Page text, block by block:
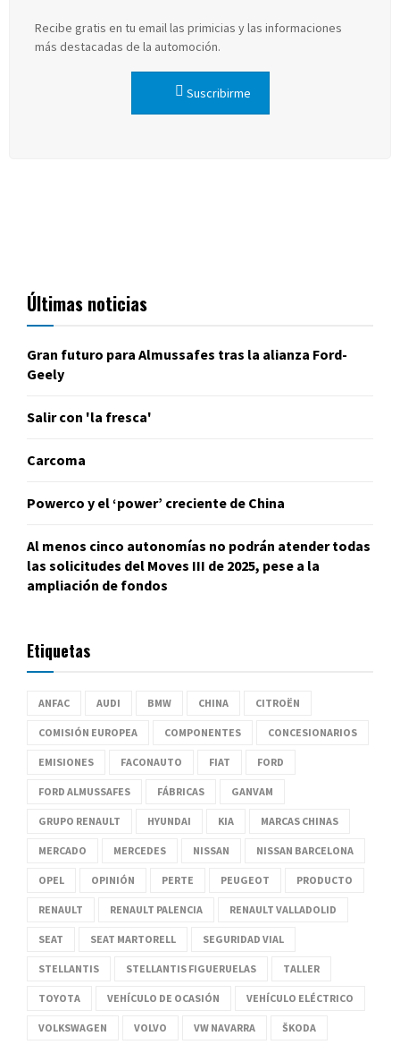
Recibe gratis en tu email las primicias y las informaciones
más destacadas de la automoción.
Suscribirme
Últimas noticias
Gran futuro para Almussafes tras la alianza Ford-
Geely
Salir con 'la fresca'
Carcoma
Powerco y el ‘power’ creciente de China
Al menos cinco autonomías no podrán atender todas
las solicitudes del Moves III de 2025, pese a la
ampliación de fondos
Etiquetas
ANFAC AUDI BMW CHINA CITROËN
COMISIÓN EUROPEA COMPONENTES CONCESIONARIOS
EMISIONES FACONAUTO FIAT FORD
FORD ALMUSSAFES FÁBRICAS GANVAM
GRUPO RENAULT HYUNDAI KIA MARCAS CHINAS
MERCADO MERCEDES NISSAN NISSAN BARCELONA
OPEL OPINIÓN PERTE PEUGEOT PRODUCTO
RENAULT RENAULT PALENCIA RENAULT VALLADOLID
SEAT SEAT MARTORELL SEGURIDAD VIAL
STELLANTIS STELLANTIS FIGUERUELAS TALLER
TOYOTA VEHÍCULO DE OCASIÓN VEHÍCULO ELÉCTRICO
VOLKSWAGEN VOLVO VW NAVARRA ŠKODA